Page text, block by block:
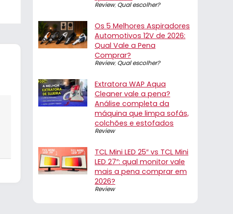
Review, Qual escolher?
Os 5 Melhores Aspiradores
Automotivos 12V de 2026:
Qual Vale a Pena
Comprar?
Review, Qual escolher?
Extratora WAP Aqua
Cleaner vale a pena?
Análise completa da
máquina que limpa sofás,
colchões e estofados
Review
TCL Mini LED 25″ vs TCL Mini
LED 27″: qual monitor vale
mais a pena comprar em
2026?
Review